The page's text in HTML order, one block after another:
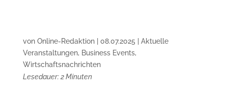
von Online-Redaktion| 08.07.2025
Aktuelle
Veranstaltungen, Business Events,
Wirtschaftsnachrichten
Lesedauer: 2 Minuten